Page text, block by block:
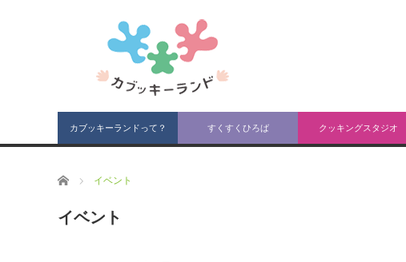
カブッキーランドって？ すくすくひろば クッキングスタジオ
ホーム イベント
イベント